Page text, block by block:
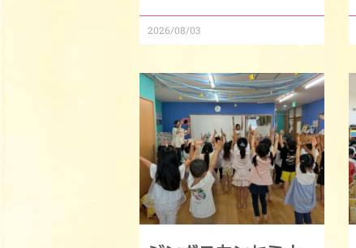
2026/08/03